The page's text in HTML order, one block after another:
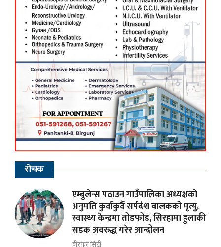
रोचक
एम्बुलेन्स पठाउन गाउँपालिका अध्यक्षकाे
अनुमति कुर्दाकुर्दै सर्पदंश बालकको मृत्यु,
स्वास्थ्य केन्द्रमा तोडफोड, सिरहामा हुलाकी
सडक अवरुद्ध गरेर आन्दोलन
वीरगंज सिटी